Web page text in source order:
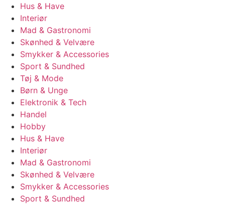
Hus & Have
Interiør
Mad & Gastronomi
Skønhed & Velvære
Smykker & Accessories
Sport & Sundhed
Tøj & Mode
Børn & Unge
Elektronik & Tech
Handel
Hobby
Hus & Have
Interiør
Mad & Gastronomi
Skønhed & Velvære
Smykker & Accessories
Sport & Sundhed